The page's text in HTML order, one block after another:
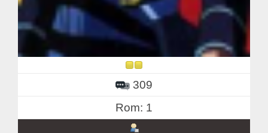
309
Rom: 1